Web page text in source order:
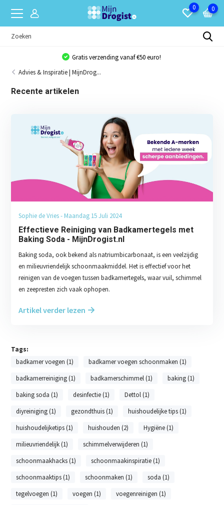
0 0
Gratis verzending vanaf €50 euro!
Advies & Inspiratie | MijnDrog...
Recente artikelen
Sophie de Vries - Maandag 15 Juli 2024
Effectieve Reiniging van Badkamertegels met
Baking Soda - MijnDrogist.nl
Baking soda, ook bekend als natriumbicarbonaat, is een veelzijdig
en milieuvriendelijk schoonmaakmiddel. Het is effectief voor het
reinigen van de voegen tussen badkamertegels, waar vuil, schimmel
en zeepresten zich vaak ophopen.
Artikel verder lezen
Tags:
badkamer voegen (1)
badkamer voegen schoonmaken (1)
badkamerreiniging (1)
badkamerschimmel (1)
baking (1)
baking soda (1)
desinfectie (1)
Dettol (1)
diyreiniging (1)
gezondthuis (1)
huishoudelijke tips (1)
huishoudelijketips (1)
huishouden (2)
Hygiëne (1)
milieuvriendelijk (1)
schimmelverwijderen (1)
schoonmaakhacks (1)
schoonmaakinspiratie (1)
schoonmaaktips (1)
schoonmaken (1)
soda (1)
tegelvoegen (1)
voegen (1)
voegenreinigen (1)